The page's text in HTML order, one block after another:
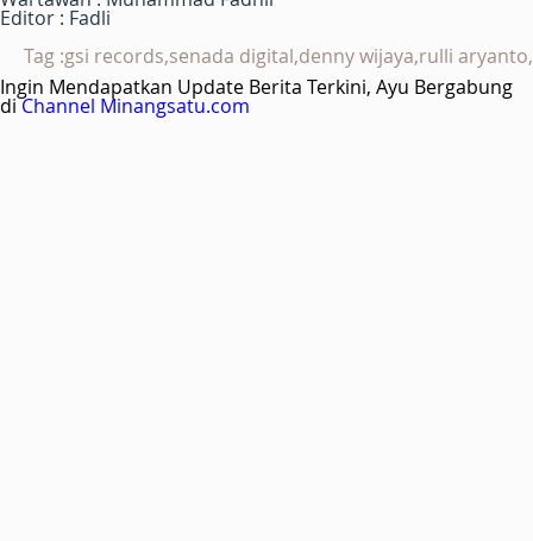
Editor : Fadli
Tag :gsi records,senada digital,denny wijaya,rulli aryanto,
Ingin Mendapatkan Update Berita Terkini, Ayu Bergabung
diChannel Minangsatu.com